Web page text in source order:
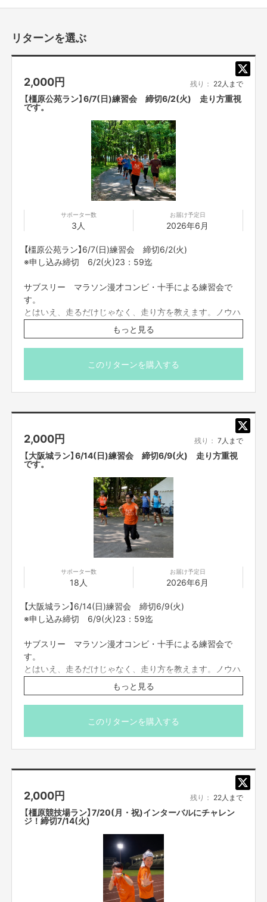
だという第３回目が伝説の大会となるべく、ぜひ皆様のお力をお貸しくださ
エナジー！！
昨年、僕たちがずっと開催したかった、この大会はマラソン競技の大会で
はなく、マラソンフェスです。
ガチの方だけでなく、待ちを体感するためのフェス要素も入れ込んでおり
ただ、この２回で、まだまだ改善の余地が気づかされた大会でもありまし
た。僕たち住みます芸人、屋根なし芸人しかできないリレーマラソン大会を
目指しています。地域おこしに共感いただけましたら、お力添えをお願いい
第３回十手・下市町リレーマラソン２０２７について
奈良県住みます芸人「十手」の十田の地元でもある、奈良県吉野郡下市
町。
２０１７年に下市町役場より「十手」が下市町観光大使に就任させていた
ました。その下市町は、全国的な影響も与えている過疎化も進んでいる地域
です。
今までの活動もあり、下市町出身ではない、エナジー西手も下市町の景
観・環境・そして、人々の良さを実感したこともあり、何かこの下市町内で
自分たちが観光大使として、盛り上げること・活性化することができないか
模索していたところ、マラソン芸人として、数々のマラソン大会に参加もし
ていたことで、マラソン大会を通じて、下市町を盛り上げる・活性化するこ
とができないかと思いつきました。
下市町役場の手厚いご協力や、携わる方々のおかげで、ようやく僕たちが
今まで作り上げたがった2025年3月にマラソン大会を下市町にて開催するこ
とができましたが、２０２６年の第２回目では、機械計測の導入しました
が、想定以上の費用が掛かり、５０万円以上の費用が掛かりました。本格的
ウドファンディングを立ち上げました。
僕たちはとにかく楽しませます。一緒に下市町を走って楽しみましょ
う！！
前回大会の様子です。
104チーム方とファミリーマラソンの参加者21組に併せて、800名以上の
皆様にお越しいただきました。
今回は1,000名を超えるため、実施いたします。
このプロジェクトでやりたいこと・やろうと思った理由
昨年、ようやく僕たちがやりたかったマラソン大会の第１回目を開催する
ことができました。
いう思いと、僕たちが関わらなくなったとしても下市町の定番イベントとし
て、実施していってほしい気持ちがあります。
僕たちもお笑いイベントを実施してきましたが、どんなイベントでも第１
向けて、時間を費やしましたが、まだまだ課題が生まれてきました。
本格的な大会でかつ続けていくには、機械での計測を導入するという大き
なハードルを要することもわかり、好評を得ることはできましたが、参加費
用だけではまだまだ難しい可能性があります。
第2回を迎えどんどん改善点が出てきました。参加費もですが、賛同いた
だける方を増えていただけ、安定した大会運営をしていきたく、そして、伝
説となる大会とするためです。
下市町長の仲嶋町長と後輩のらいおんうどんともっちです。芸人みんなで
リターンを選ぶ
2,000円 残り： 22人まで
【橿原公苑ラン】6/7(日)練習会 締切6/2(火) 走り方重視
です。
サポーター数
3人
お届け予定日
2026年6月
【橿原公苑ラン】6/7(日)練習会 締切6/2(火)
※申し込み締切 6/2(火)23：59迄
サブスリー マラソン漫才コンビ・十手による練習会で
す。
とはいえ、走るだけじゃなく、走り方を教えます。ノウハ
ウあります。
数々の練習会に参加してきた十手。十田は本イキ陸上経
験、エナジーはサンダルでの野獣スタイル。タイプの違う
〒634-0065 奈良県橿原市畝傍町53番地
走る場所：橿原公苑内
https://www.pref.nara.jp/10392.htm
上級者問いません。
集合・開始時間 9:00
※多少の時間変更の場合もございます。
【ご支援にあたってのご注意事項】
■応募のご注意
し、ご支援者の皆さまに個別にてご連絡をさせて頂きま
す。
します。
・タイトルに日付が入っているものは、その日その時間で
の開催となります。同じ企画でも、日時が違いますので注
意してご支援ください。
・一度ご支援いただいたものは、キャンセルができませ
・迷惑メールの対策などでドメイン指定を行っている場
合、メールが受信できない場合がございます。
「@yoshimoto.co.jp」を受信設定してください。
す。
もっと見る
このリターンを購入する
2,000円 残り： 7人まで
【大阪城ラン】6/14(日)練習会 締切6/9(火) 走り方重視
です。
サポーター数
18人
お届け予定日
2026年6月
【大阪城ラン】6/14(日)練習会 締切6/9(火)
※申し込み締切 6/9(火)23：59迄
サブスリー マラソン漫才コンビ・十手による練習会で
す。
とはいえ、走るだけじゃなく、走り方を教えます。ノウハ
ウあります。
数々の練習会に参加してきた十手。十田は本イキ陸上経
〒540-0002 大阪府大阪市中央区大阪城３−１
https://runningbase.jp/
https://www.osakacastlepark.jp/?lang=ja
参加者の方に合わせて練習メニューを組むので、初心者、
もっと見る
このリターンを購入する
2,000円 残り： 22人まで
【橿原競技場ラン】7/20(月・祝)インターバルにチャレン
ジ！締切7/14(火)